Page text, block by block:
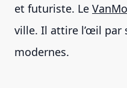
et futuriste. Le
ville. Il attire l’œil par
modernes.